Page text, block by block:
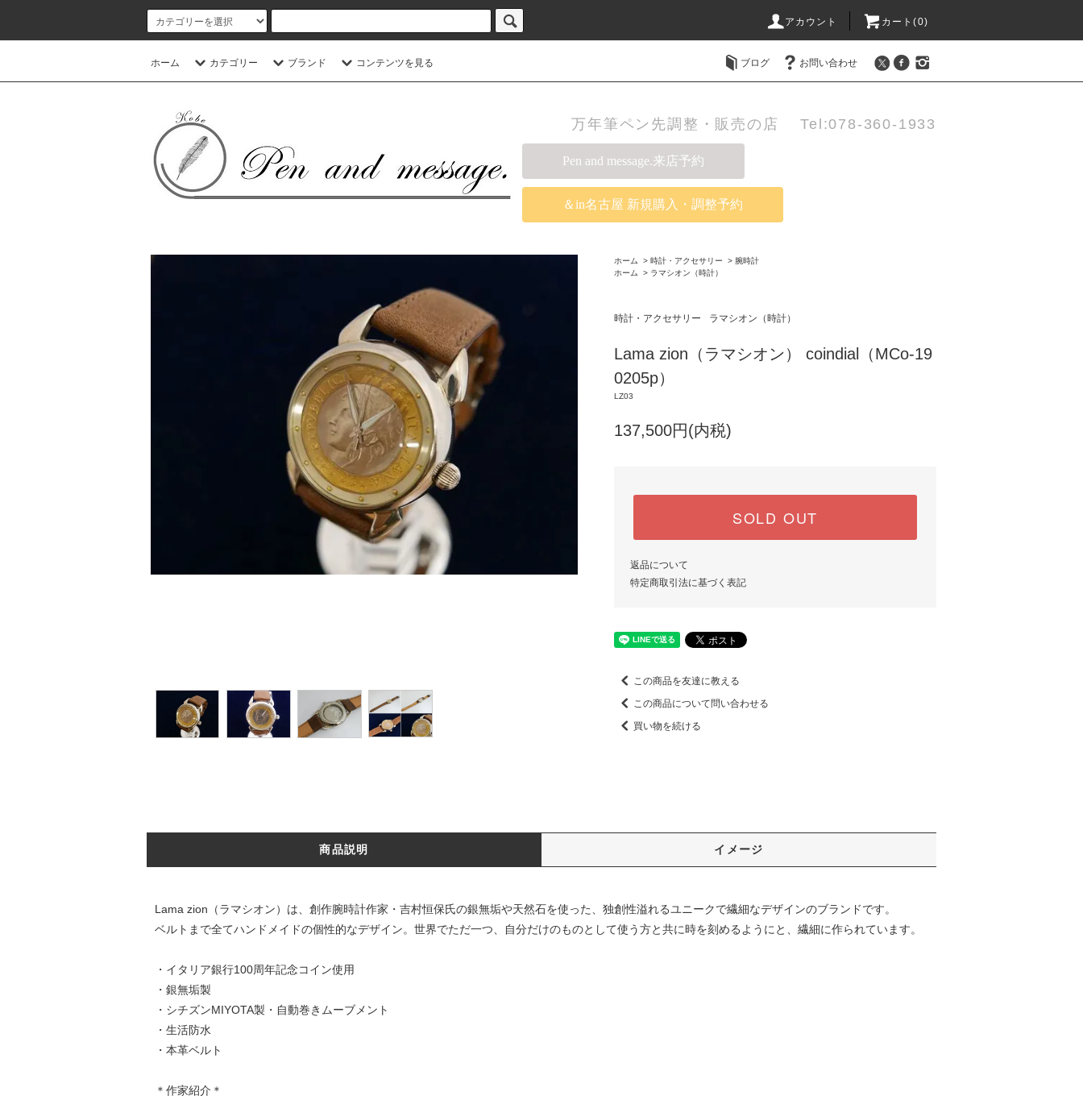
アカウント カート(0)
ホーム カテゴリー ブランド コンテンツを見る ブログ お問い合わせ
万年筆ペン先調整・販売の店 Tel:078-360-1933
Pen and message.来店予約
＆in名古屋 新規購入・調整予約
ホーム > 時計・アクセサリー > 腕時計
ホーム
> ラマシオン（時計）
時計・アクセサリー ラマシオン（時計）
Lama zion（ラマシオン） coindial（MCo-19
0205p）
LZ03
137,500円(内税)
SOLD OUT
返品について
特定商取引法に基づく表記
この商品を友達に教える
この商品について問い合わせる
買い物を続ける
商品説明 イメージ
Lama zion（ラマシオン）は、創作腕時計作家・吉村恒保氏の銀無垢や天然石を使った、独創性溢れるユニークで繊細なデザインのブランドです。
ベルトまで全てハンドメイドの個性的なデザイン。世界でただ一つ、自分だけのものとして使う方と共に時を刻めるようにと、繊細に作られています。
・イタリア銀行100周年記念コイン使用
・銀無垢製
・シチズンMIYOTA製・自動巻きムーブメント
・生活防水
・本革ベルト
＊作家紹介＊